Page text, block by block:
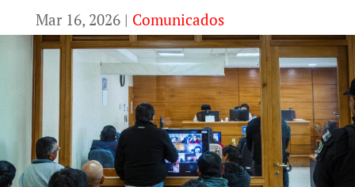
Mar 16, 2026| Comunicados